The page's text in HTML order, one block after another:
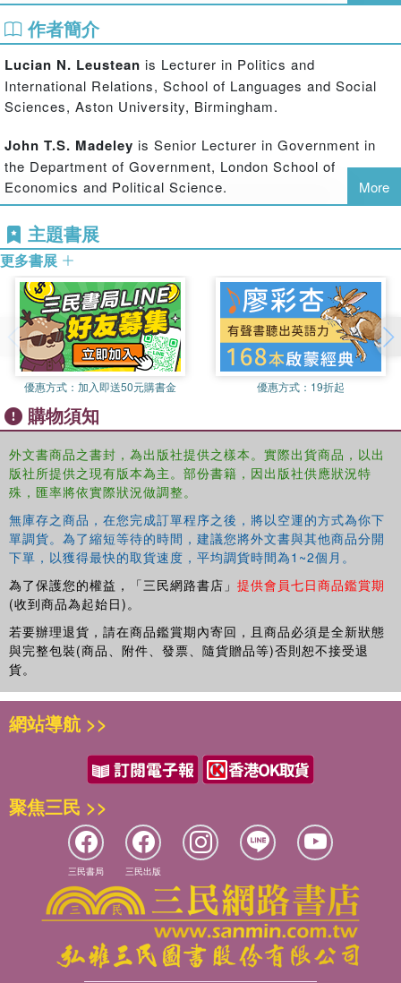
institutions and the ways in which they have responded to
the idea of Europe at local and international levels. By
history, law and sociology, this volume analyses key
religious factors in contemporary EU architecture, such as
the transformation of religious identities, the role of
and, the activities of religious lobbies.
This book was published as a special issue of
Religion,
State and Society.
作者簡介
Lucian N. Leustean is Lecturer in Politics and
International Relations, School of Languages and Social
Sciences, Aston University, Birmingham.
John T.S. Madeley is Senior Lecturer in Government in
the Department of Government, London School of
Economics and Political Science.
More
主題書展
更多書展
優惠方式： 加入即送50元購書金 優惠方式： 19折起
購物須知
外文書商品之書封，為出版社提供之樣本。實際出貨商品，以出
版社所提供之現有版本為主。部份書籍，因出版社供應狀況特
殊，匯率將依實際狀況做調整。
無庫存之商品，在您完成訂單程序之後，將以空運的方式為你下
單調貨。為了縮短等待的時間，建議您將外文書與其他商品分開
下單，以獲得最快的取貨速度，平均調貨時間為1~2個月。
為了保護您的權益，「三民網路書店」 提供會員七日商品鑑賞期
(收到商品為起始日)。
若要辦理退貨，請在商品鑑賞期內寄回，且商品必須是全新狀態
與完整包裝(商品、附件、發票、隨貨贈品等)否則恕不接受退
貨。
網站導航 >>
聚焦三民 >>
三民書局 三民出版